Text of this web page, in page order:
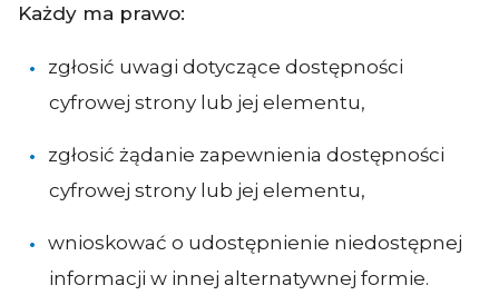
Każdy ma prawo:
zgłosić uwagi dotyczące dostępności
cyfrowej strony lub jej elementu,
zgłosić żądanie zapewnienia dostępności
cyfrowej strony lub jej elementu,
wnioskować o udostępnienie niedostępnej
informacji w innej alternatywnej formie.